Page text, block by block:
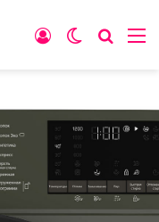
Switch skin
Войти